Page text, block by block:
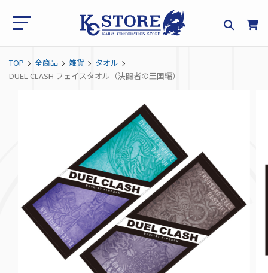
TOP 全商品 雑貨
タオル
DUEL CLASH フェイスタオル（決闘者の王国編）